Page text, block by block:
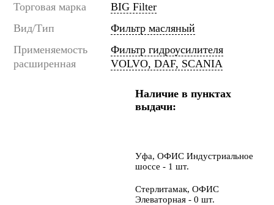
Торговая марка
BIG Filter
Вид/Тип
Фильтр масляный
Применяемость
расширенная
Фильтр гидроусилителя
VOLVO, DAF, SCANIA
Наличие в пунктах
выдачи:
Уфа, ОФИС Индустриальное
шоссе - 1 шт.
Стерлитамак, ОФИС
Элеваторная - 0 шт.